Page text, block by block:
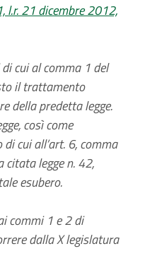
l.r. 21 dicembre 2012,
cui al comma 1 del
il trattamento
della predetta legge.
così come
cui all’art. 6, comma
citata legge n. 42,
esubero.
commi 1 e 2 di
dalla X legislatura